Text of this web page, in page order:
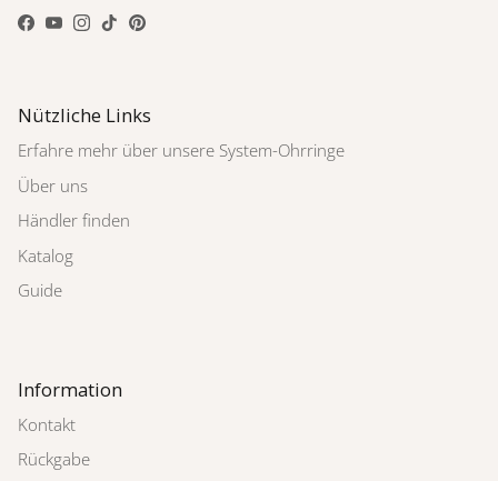
Facebook
YouTube
Instagram
TikTokPinterest
Nützliche Links
Erfahre mehr über unsere System-Ohrringe
Über uns
Händler finden
Katalog
Guide
Information
Kontakt
Rückgabe